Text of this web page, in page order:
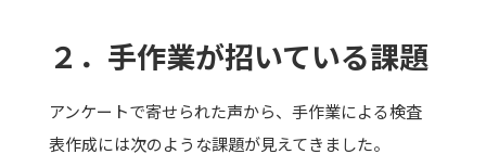
２．手作業が招いている課題
アンケートで寄せられた声から、手作業による検査
表作成には次のような課題が見えてきました。